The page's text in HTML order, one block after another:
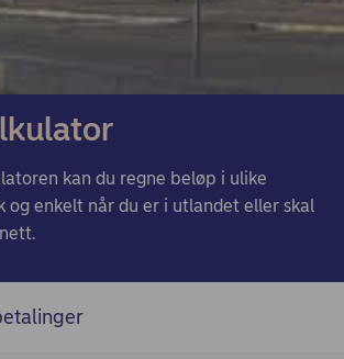
kan du regne beløp i ulike
og enkelt når du er i utlandet eller skal